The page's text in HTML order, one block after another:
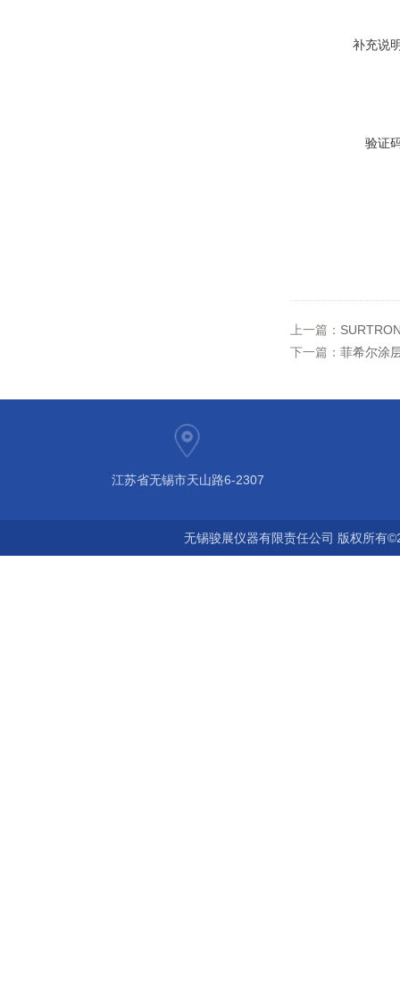
补充说
验证
上一篇：
下一篇： 菲希尔涂
江苏省无锡市天山路6-2307
无锡骏展仪器有限责任公司 版权所有